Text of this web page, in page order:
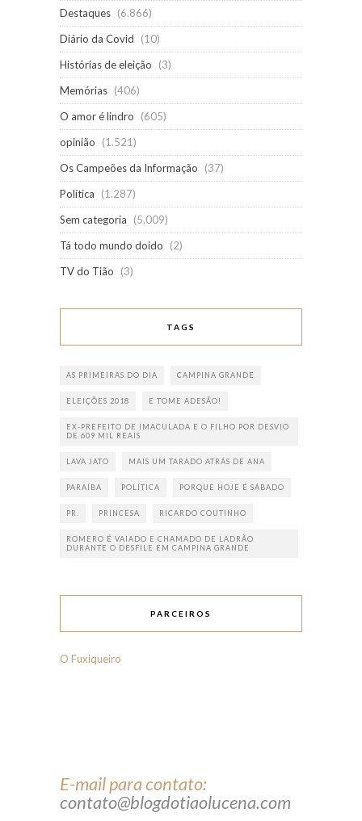
Destaques (6.866)
Diário da Covid
(10)
Histórias de eleição
(3)
Memórias (406)
O amor é lindro
(605)
opinião
(1.521)
Os Campeões da Informação
(37)
Política
(1.287)
Sem categoria
(5.009)
Tá todo mundo doido
(2)
TV do Tião
(3)
TAGS
AS PRIMEIRAS DO DIA CAMPINA GRANDE
ELEIÇÕES 2018 E TOME ADESÃO!
EX-PREFEITO DE IMACULADA E O FILHO POR DESVIO
DE 609 MIL REAIS
LAVA JATO MAIS UM TARADO ATRÁS DE ANA
PARAÍBA POLÍTICA PORQUE HOJE É SÁBADO
PR. PRINCESA RICARDO COUTINHO
ROMERO É VAIADO E CHAMADO DE LADRÃO
DURANTE O DESFILE EM CAMPINA GRANDE
PARCEIROS
O Fuxiqueiro
E-mail para contato:
contato@blogdotiaolucena.com